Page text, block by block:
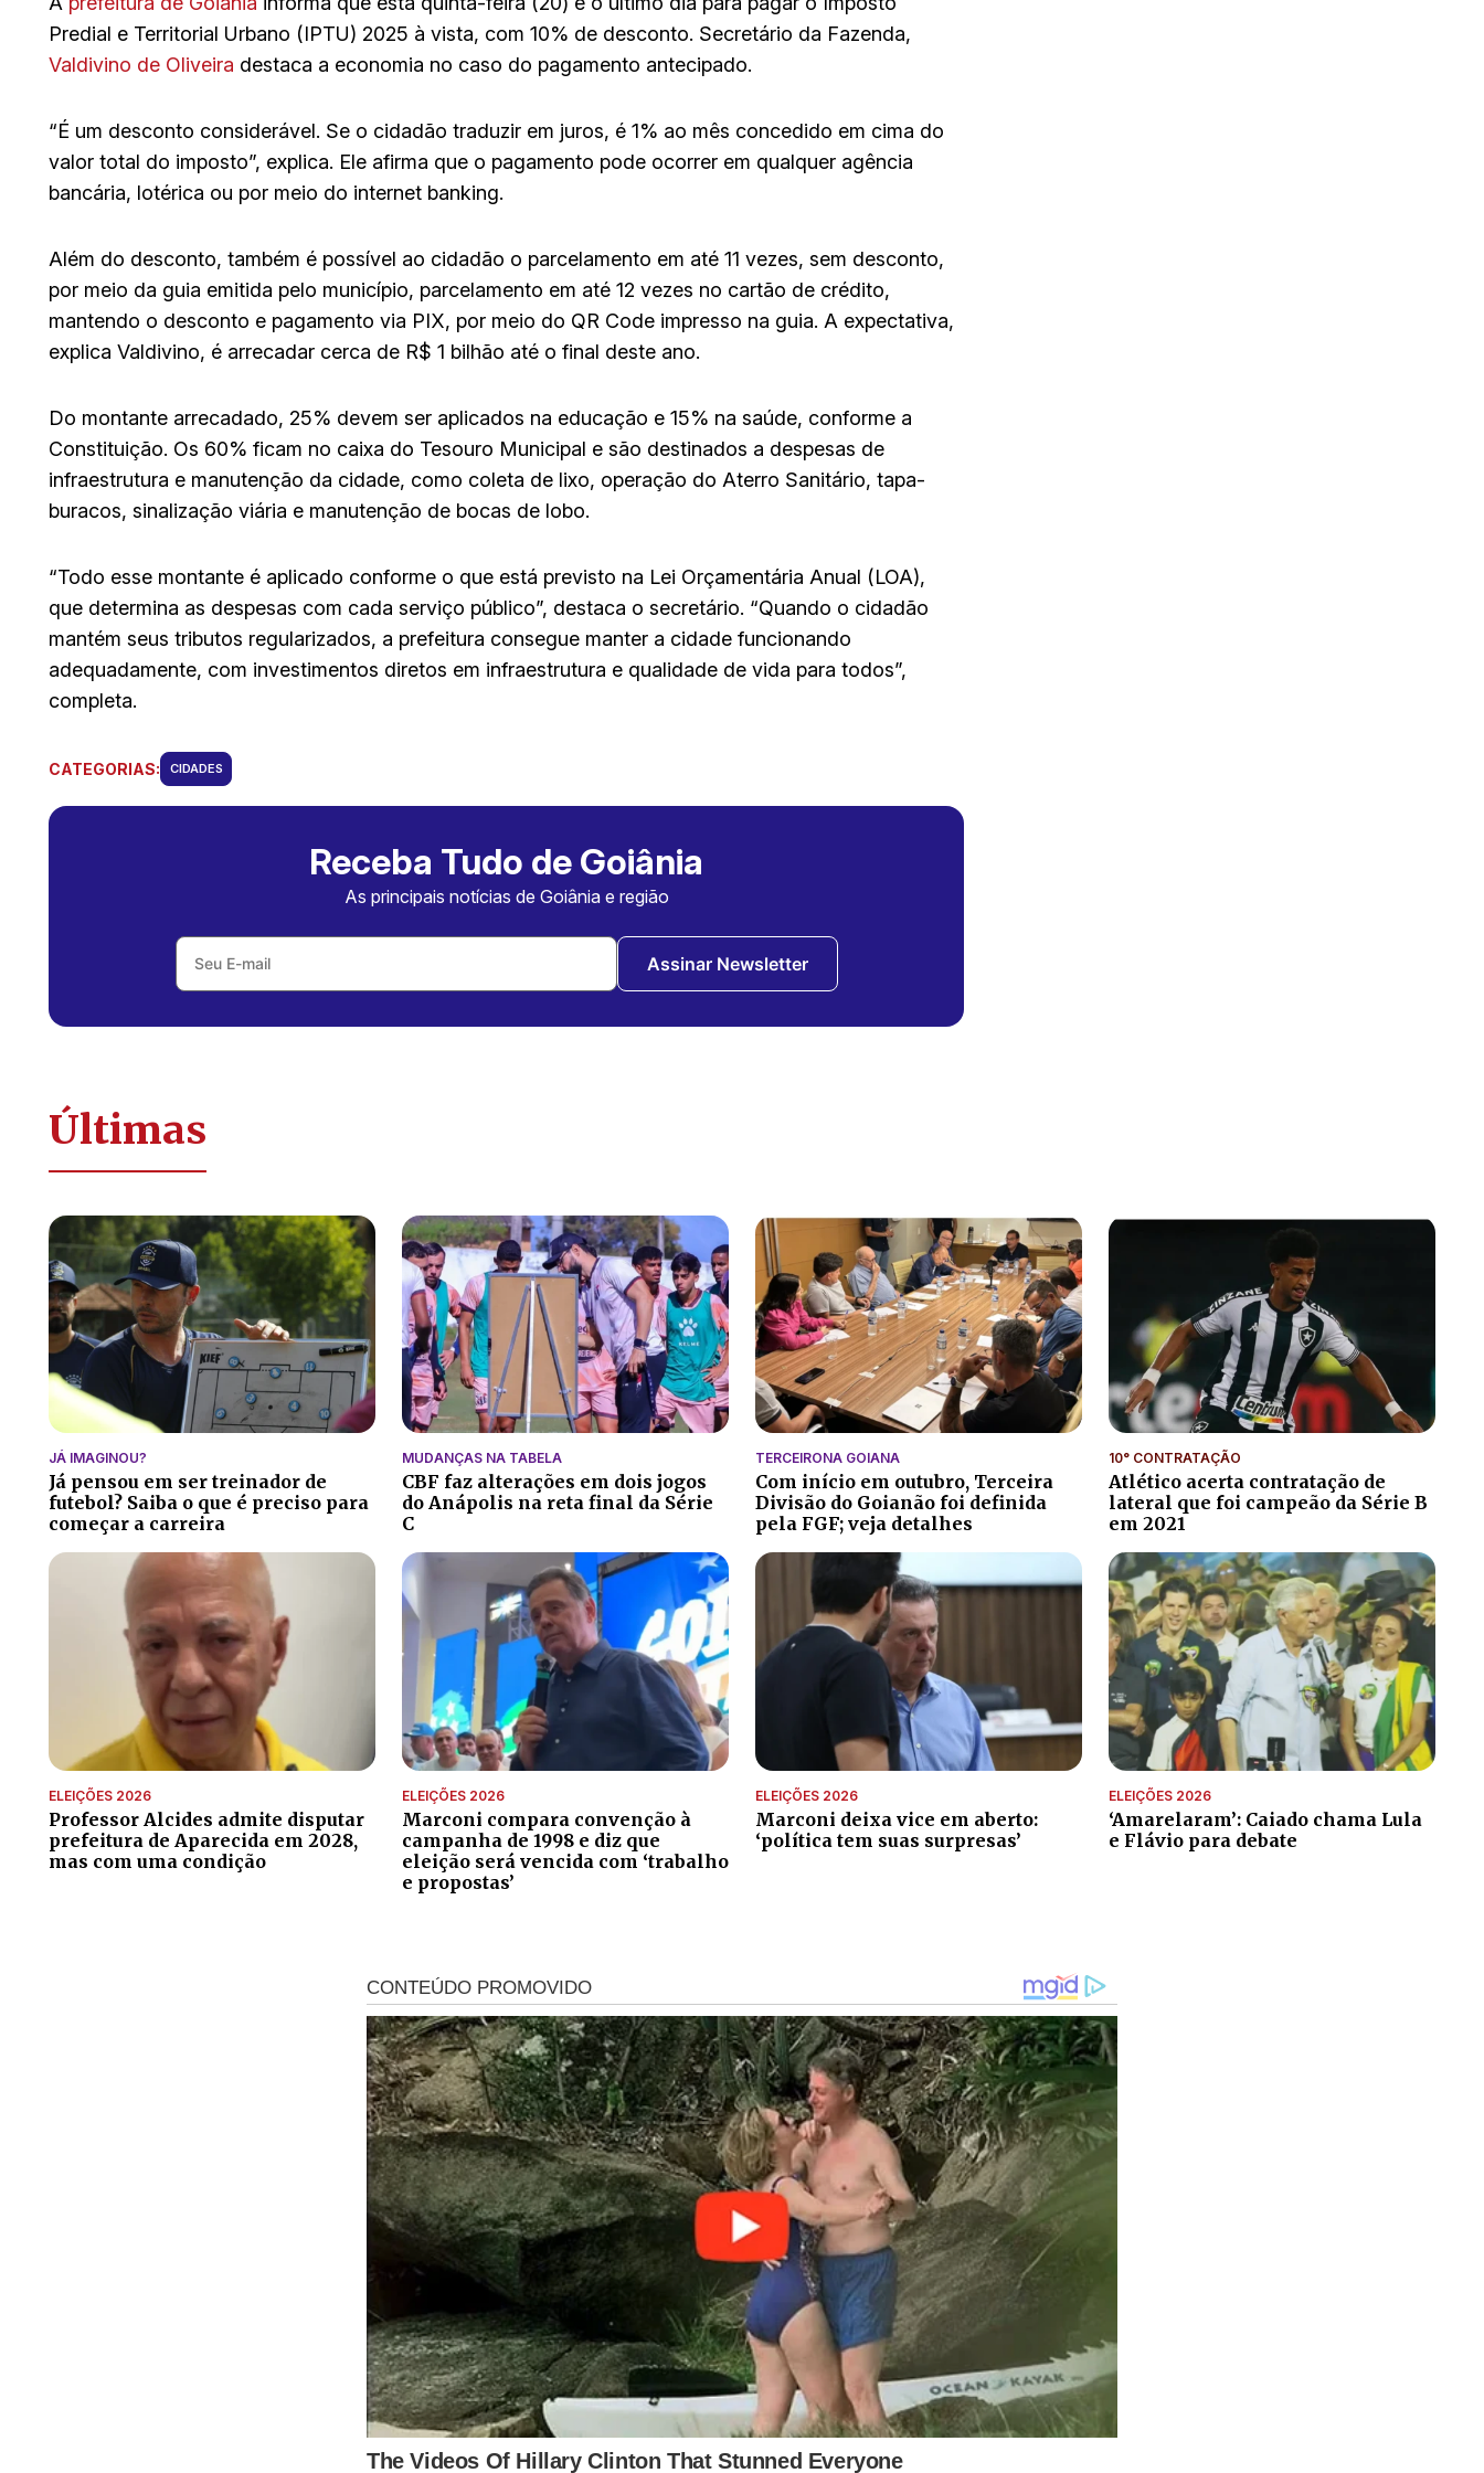
Predial e Territorial Urbano (IPTU) 2025 à vista, com 10% de desconto. Secretário da Fazenda,
Valdivino de Oliveira destaca a economia no caso do pagamento antecipado.
“É um desconto considerável. Se o cidadão traduzir em juros, é 1% ao mês concedido em cima do
valor total do imposto”, explica. Ele afirma que o pagamento pode ocorrer em qualquer agência
bancária, lotérica ou por meio do internet banking.
Além do desconto, também é possível ao cidadão o parcelamento em até 11 vezes, sem desconto,
por meio da guia emitida pelo município, parcelamento em até 12 vezes no cartão de crédito,
mantendo o desconto e pagamento via PIX, por meio do QR Code impresso na guia. A expectativa,
explica Valdivino, é arrecadar cerca de R$ 1 bilhão até o final deste ano.
Do montante arrecadado, 25% devem ser aplicados na educação e 15% na saúde, conforme a
Constituição. Os 60% ficam no caixa do Tesouro Municipal e são destinados a despesas de
infraestrutura e manutenção da cidade, como coleta de lixo, operação do Aterro Sanitário, tapa-
buracos, sinalização viária e manutenção de bocas de lobo.
“Todo esse montante é aplicado conforme o que está previsto na Lei Orçamentária Anual (LOA),
que determina as despesas com cada serviço público”, destaca o secretário. “Quando o cidadão
mantém seus tributos regularizados, a prefeitura consegue manter a cidade funcionando
adequadamente, com investimentos diretos em infraestrutura e qualidade de vida para todos”,
completa.
CATEGORIAS: CIDADES
Receba Tudo de Goiânia
As principais notícias de Goiânia e região
Assinar Newsletter
Últimas
JÁ IMAGINOU?
Já pensou em ser treinador de
futebol? Saiba o que é preciso para
começar a carreira
MUDANÇAS NA TABELA
CBF faz alterações em dois jogos
do Anápolis na reta final da Série
C
TERCEIRONA GOIANA
Com início em outubro, Terceira
Divisão do Goianão foi definida
pela FGF; veja detalhes
10° CONTRATAÇÃO
Atlético acerta contratação de
lateral que foi campeão da Série B
em 2021
ELEIÇÕES 2026
Professor Alcides admite disputar
prefeitura de Aparecida em 2028,
mas com uma condição
ELEIÇÕES 2026
Marconi compara convenção à
campanha de 1998 e diz que
eleição será vencida com ‘trabalho
e propostas’
ELEIÇÕES 2026
Marconi deixa vice em aberto:
‘política tem suas surpresas’
ELEIÇÕES 2026
‘Amarelaram’: Caiado chama Lula
e Flávio para debate